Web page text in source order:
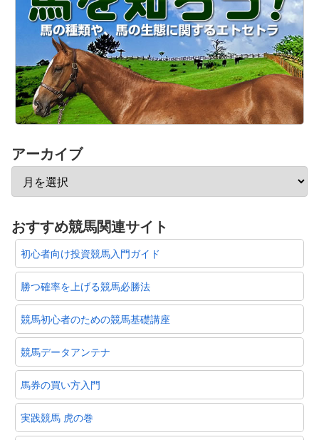
アーカイブ
おすすめ競馬関連サイト
初心者向け投資競馬入門ガイド
勝つ確率を上げる競馬必勝法
競馬初心者のための競馬基礎講座
競馬データアンテナ
馬券の買い方入門
実践競馬 虎の巻